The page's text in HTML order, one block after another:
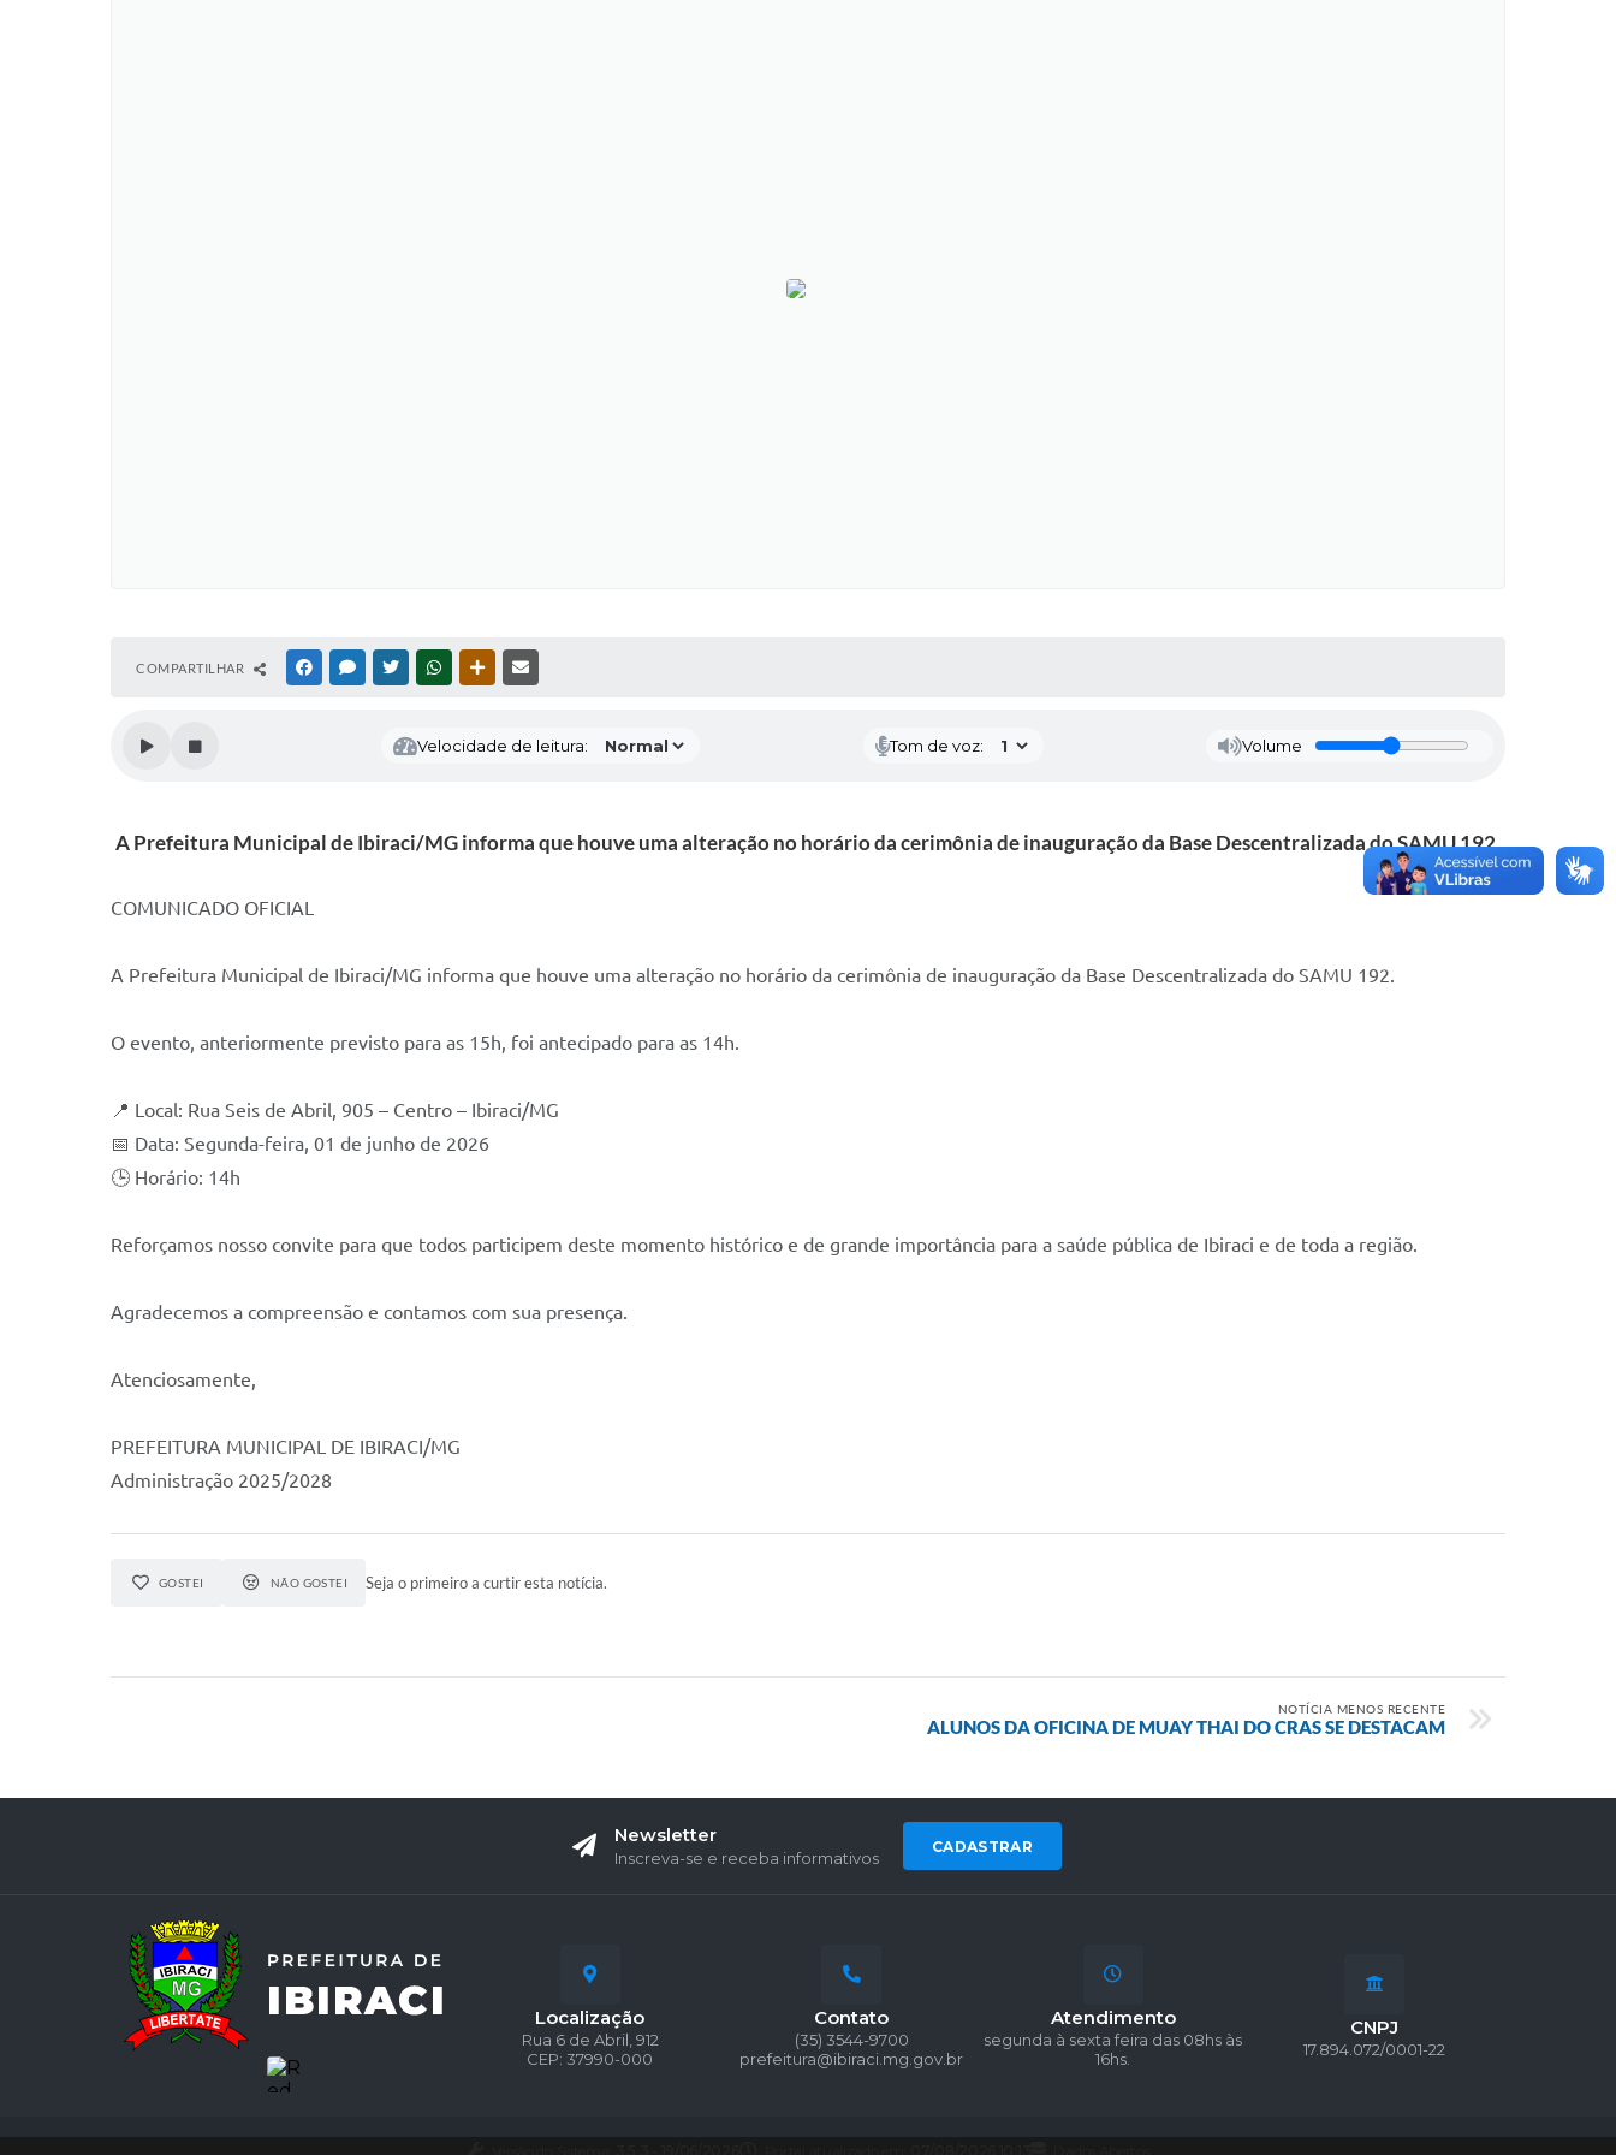
COMPARTILHAR FACEBOOKMESSENGER
TWITTERWHATSAPPOUTRAS MÍDIAS
Velocidade de leitura: Tom de voz: Volume
A Prefeitura Municipal de Ibiraci/MG informa que houve uma alteração no horário da cerimônia de inauguração da Base Descentralizada do SAMU 192.
COMUNICADO OFICIAL
A Prefeitura Municipal de Ibiraci/MG informa que houve uma alteração no horário da cerimônia de inauguração da Base Descentralizada do SAMU 192.
O evento, anteriormente previsto para as 15h, foi antecipado para as 14h.
📍 Local: Rua Seis de Abril, 905 – Centro – Ibiraci/MG
📅 Data: Segunda-feira, 01 de junho de 2026
🕒 Horário: 14h
Reforçamos nosso convite para que todos participem deste momento histórico e de grande importância para a saúde pública de Ibiraci e de toda a região.
Agradecemos a compreensão e contamos com sua presença.
Atenciosamente,
PREFEITURA MUNICIPAL DE IBIRACI/MG
Administração 2025/2028
GOSTEI NÃO GOSTEI Seja o primeiro a curtir esta notícia.
NOTÍCIA MENOS RECENTE
ALUNOS DA OFICINA DE MUAY THAI DO CRAS SE DESTACAM
Newsletter
Inscreva-se e receba informativos
CADASTRAR
Localização
Rua 6 de Abril, 912
CEP: 37990-000
Contato
(35) 3544-9700
prefeitura@ibiraci.mg.gov.br
Atendimento
segunda à sexta feira das 08hs às
16hs.
CNPJ
17.894.072/0001-22